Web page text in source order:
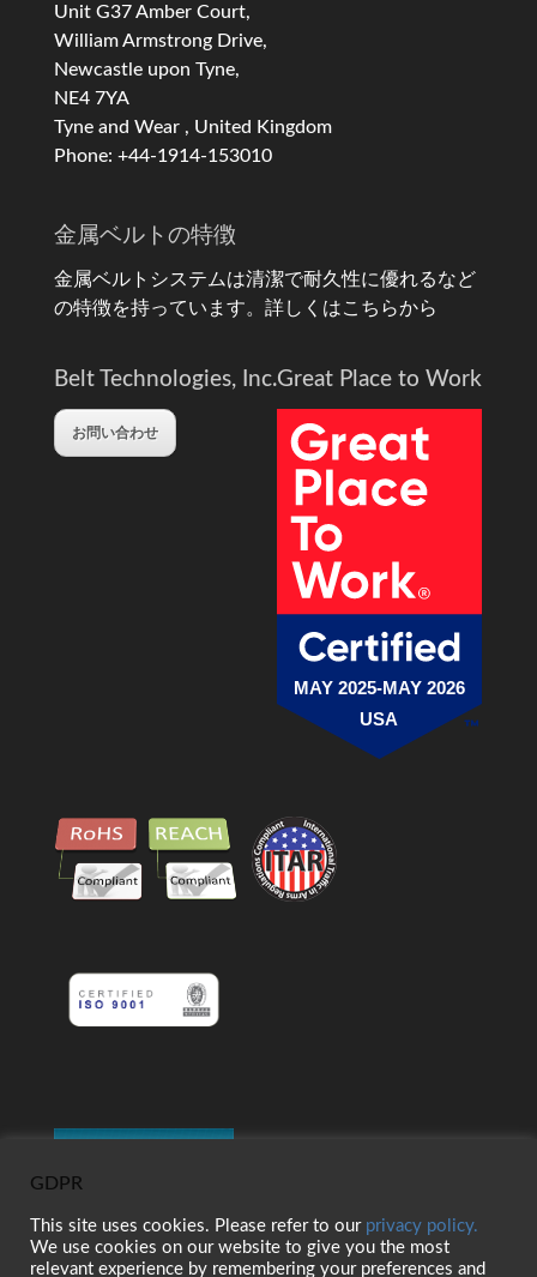
Unit G37 Amber Court,
William Armstrong Drive,
Newcastle upon Tyne,
NE4 7YA
Tyne and Wear , United Kingdom
Phone: +44-1914-153010
金属ベルトの特徴
金属ベルトシステムは清潔で耐久性に優れるなど
の特徴を持っています。 詳しくはこちらから
Belt Technologies, Inc.
お問い合わせ
Great Place to Work
MAY 2025-MAY 2026
USA
GDPR
This site uses cookies. Please refer to our privacy policy.
We use cookies on our website to give you the most
relevant experience by remembering your preferences and